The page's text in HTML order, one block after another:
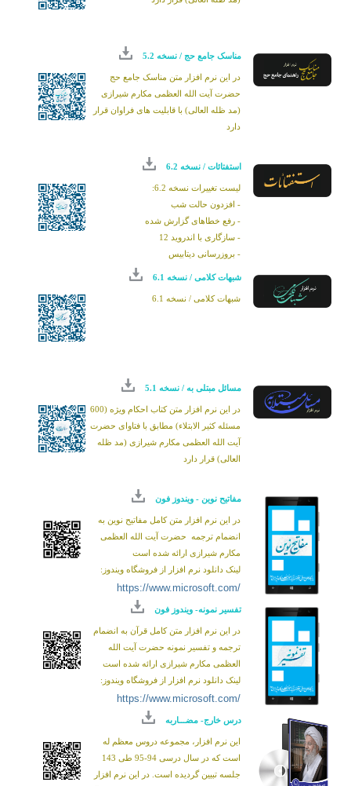
مناسک جامع حج / نسخه 5.2
در این نرم افزار متن مناسک جامع حج
حضرت آیت الله العظمی مکارم شیرازی
(مد ظله العالی) با قابلیت های فراوان قرار
دارد
استفتائات / نسخه 6.2
لیست تغییرات نسخه 6.2:
- افزدون حالت شب
- رفع خطاهای گزارش شده
- سازگاری با اندروید 12
- بروزرسانی دیتابیس
شبهات کلامی / نسخه 6.1
شبهات کلامی / نسخه 6.1
مسائل مبتلی به / نسخه 5.1
در این نرم افزار متن کتاب احکام ویژه (600
مسئله كثير الابتلاء) مطابق با فتاوای حضرت
آیت الله العظمی مکارم شیرازی (مد ظله
العالی) قرار دارد
مفاتیح نوین - ویندوز فون
در این نرم افزار متن کامل مفاتیح نوین به
انضمام ترجمه حضرت آیت الله العظمی
مکارم شیرازی ارائه شده است
لینک دانلود نرم افزار از فروشگاه ویندوز:
https://www.microsoft.com/
store/apps/9ng3t1m94nn4
خواهشمند است هر گونه انتقاد و یا پیشنهاد خود را از
طریق رایانامه زیر اعلام بفرمایید.
تفسیر نمونه- ویندوز فون
در این نرم افزار متن کامل قرآن به انضمام
ترجمه و تفسیر نمونه حضرت آیت الله
العظمی مکارم شیرازی ارائه شده است
لینک دانلود نرم افزار از فروشگاه ویندوز:
https://www.microsoft.com/
store/apps/9nblggh5258w
خواهشمند است هر گونه انتقاد و یا پیشنهاد خود را از
طریق رایانامه زیر اعلام بفرمایید.
it@makarem.ir
درس خارج- مضـــاربه
این نرم افزار، مجموعه دروس معظم له
است که در سال درسی 94-95 طی 143
جلسه تبیین گردیده است. در این نرم افزار